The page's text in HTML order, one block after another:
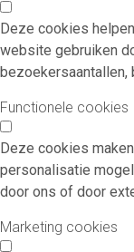
Deze cookies
website gebruiken
bezoekersaantallen,
Functionele cookies
Deze cookies
personalisatie
door ons of door
Marketing cookies